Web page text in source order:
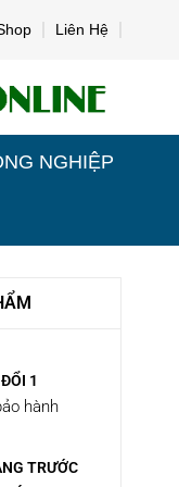
Liên Hệ
NGHIỆP
1
hành
TRƯỚC